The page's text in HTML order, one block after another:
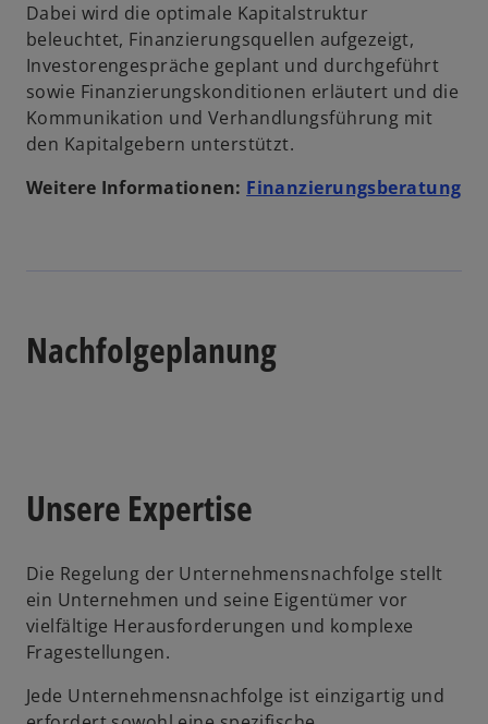
Dabei wird die optimale Kapitalstruktur
beleuchtet, Finanzierungsquellen aufgezeigt,
Investorengespräche geplant und durchgeführt
sowie Finanzierungskonditionen erläutert und die
Kommunikation und Verhandlungsführung mit
den Kapitalgebern unterstützt.
Weitere Informationen: Finanzierungsberatung
Nachfolgeplanung
Unsere Expertise
Die Regelung der Unternehmensnachfolge stellt
ein Unternehmen und seine Eigentümer vor
vielfältige Herausforderungen und komplexe
Fragestellungen.
Jede Unternehmensnachfolge ist einzigartig und